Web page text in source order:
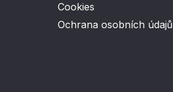
Cookies
Ochrana osobních údajů